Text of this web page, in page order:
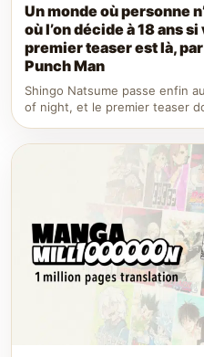
Un monde où personne
où l’on décide à 18 ans
premier teaser est là,
Punch Man
Shingo Natsume passe enfin
of night, et le premier teaser